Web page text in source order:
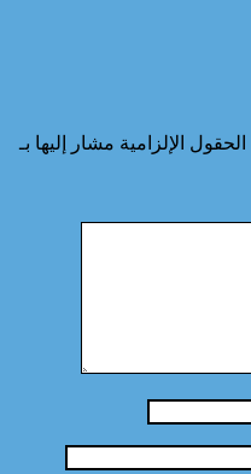
الحقول الإلزامية مشار إليها بـ